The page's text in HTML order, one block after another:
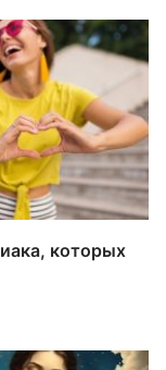
которых